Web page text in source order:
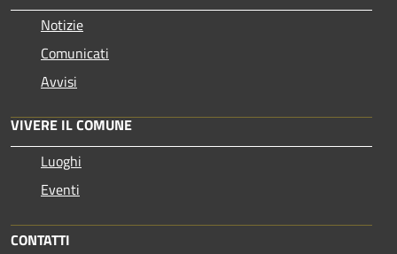
Notizie
Comunicati
Avvisi
VIVERE IL COMUNE
Luoghi
Eventi
CONTATTI